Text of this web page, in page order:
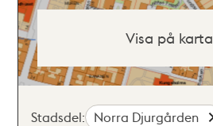
Visa på karta
Stadsdel: Norra Djurgården